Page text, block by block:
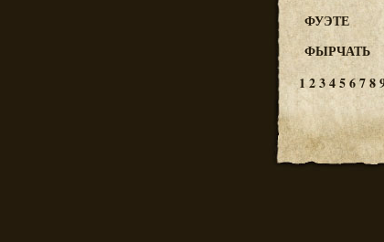
ФУЭТЕ
ФЫРЧАТЬ
1 2345678